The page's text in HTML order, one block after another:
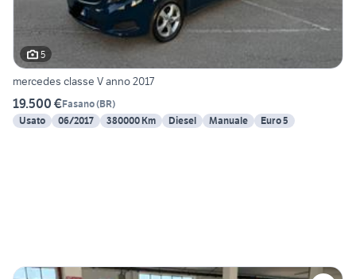
5
mercedes classe V anno 2017
19.500 €Fasano(BR)
Usato
06/2017 380000 Km Diesel Manuale Euro 5